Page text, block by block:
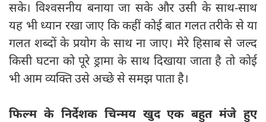
सके। विश्वसनीय बनाया जा सके और उसी के साथ-साथ
यह भी ध्यान रखा जाए कि कहीं कोई बात गलत तरीके से या
गलत शब्दों के प्रयोग के साथ ना जाए। मेरे हिसाब से जल्द
किसी घटना को पूरे ड्रामा के साथ दिखाया जाता है तो कोई
भी आम व्यक्ति उसे अच्छे से समझ पाता है।
फिल्म के निर्देशक चिन्मय खुद एक बहुत मंजे हुए